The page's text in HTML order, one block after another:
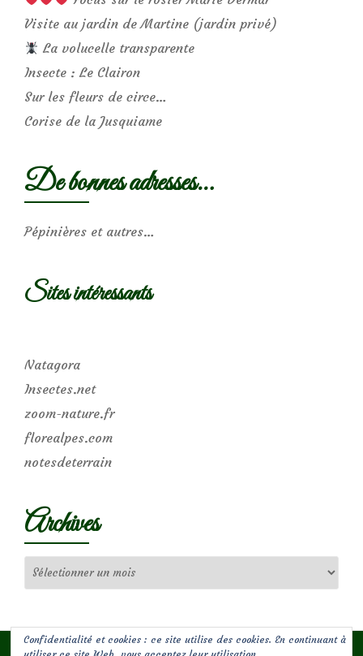
Visite au jardin de Martine (jardin privé)
La volucelle transparente
Insecte : Le Clairon
Sur les fleurs de circe…
Corise de la Jusquiame
De bonnes adresses…
Pépinières et autres…
Sites intéressants
Natagora
Insectes.net
zoom-nature.fr
florealpes.com
notesdeterrain
Archives
Confidentialité et cookies : ce site utilise des cookies. En continuant à